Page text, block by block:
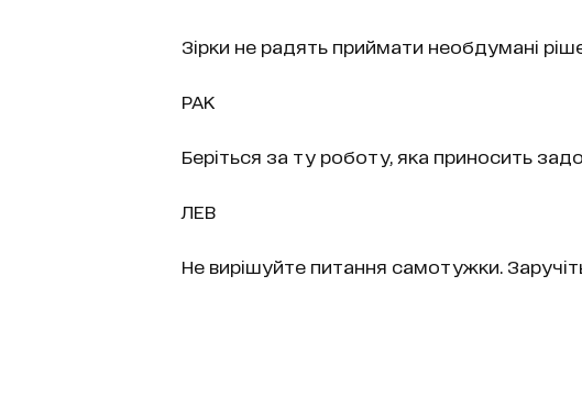
Зірки не радять приймати необдумані
РАК
Беріться за ту роботу, яка приносить
ЛЕВ
Не вирішуйте питання самотужки.